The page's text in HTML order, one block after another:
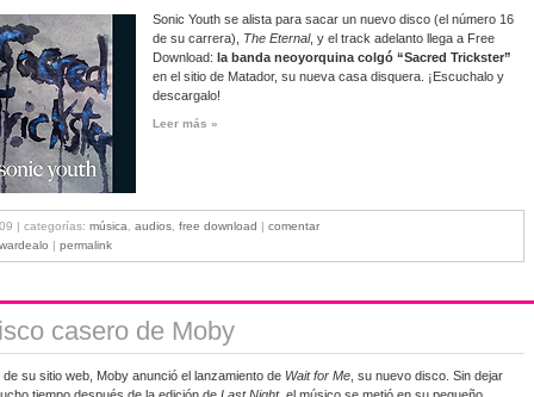
Sonic Youth se alista para sacar un nuevo disco (el número 16
de su carrera),
The Eternal, y el track adelanto llega a Free
Download: la banda neoyorquina colgó “Sacred Trickster”
en el sitio de Matador, su nueva casa disquera. ¡Escuchalo y
descargalo!
Leer más »
| categorías: música audios free download | comentar
| permalink
casero de Moby
de su sitio web, Moby anunció el lanzamiento de Wait for Me , su nuevo disco. Sin dejar